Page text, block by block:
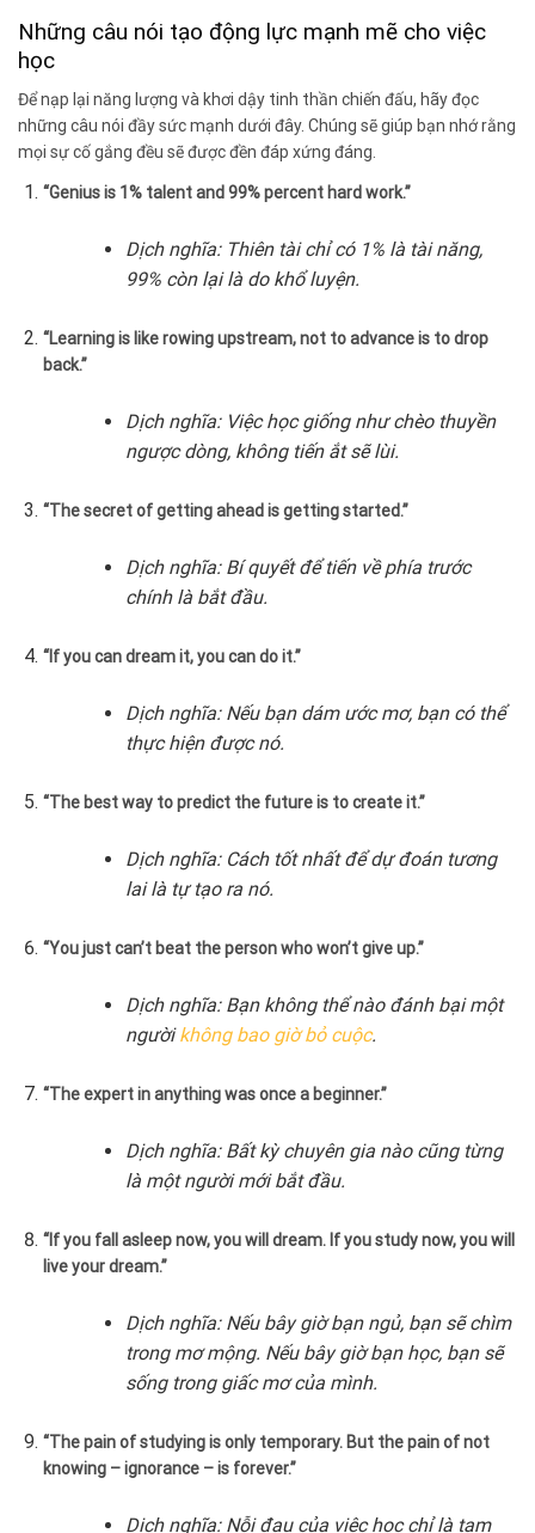
Những câu nói tạo động lực mạnh mẽ cho việc
học
Để nạp lại năng lượng và khơi dậy tinh thần chiến đấu, hãy đọc
những câu nói đầy sức mạnh dưới đây. Chúng sẽ giúp bạn nhớ rằng
mọi sự cố gắng đều sẽ được đền đáp xứng đáng.
“Genius is 1% talent and 99% percent hard work.”
Dịch nghĩa: Thiên tài chỉ có 1% là tài năng,
99% còn lại là do khổ luyện.
“Learning is like rowing upstream, not to advance is to drop
back.”
Dịch nghĩa: Việc học giống như chèo thuyền
ngược dòng, không tiến ắt sẽ lùi.
“The secret of getting ahead is getting started.”
Dịch nghĩa: Bí quyết để tiến về phía trước
chính là bắt đầu.
“If you can dream it, you can do it.”
Dịch nghĩa: Nếu bạn dám ước mơ, bạn có thể
thực hiện được nó.
“The best way to predict the future is to create it.”
Dịch nghĩa: Cách tốt nhất để dự đoán tương
lai là tự tạo ra nó.
“You just can’t beat the person who won’t give up.”
Dịch nghĩa: Bạn không thể nào đánh bại một
ngườikhông bao giờ bỏ cuộc.
“The expert in anything was once a beginner.”
Dịch nghĩa: Bất kỳ chuyên gia nào cũng từng
là một người mới bắt đầu.
“If you fall asleep now, you will dream. If you study now, you will
live your dream.”
Dịch nghĩa: Nếu bây giờ bạn ngủ, bạn sẽ chìm
trong mơ mộng. Nếu bây giờ bạn học, bạn sẽ
sống trong giấc mơ của mình.
“The pain of studying is only temporary. But the pain of not
knowing – ignorance – is forever.”
Dịch nghĩa: Nỗi đau của việc học chỉ là tạm